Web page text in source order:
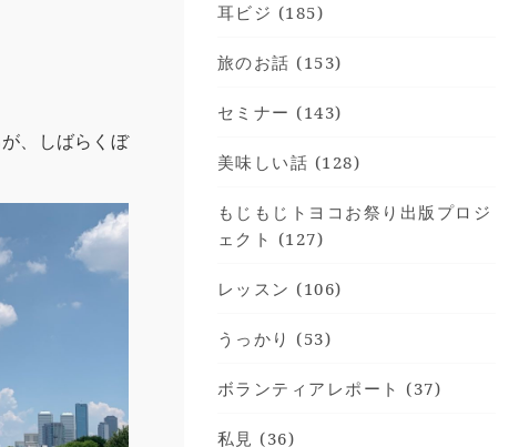
、しばらくぼ
耳ビジ (185)
旅のお話 (153)
セミナー (143)
美味しい話 (128)
もじもじトヨコお祭り出版プロジ
ェクト (127)
レッスン (106)
うっかり (53)
ボランティアレポート (37)
私見 (36)